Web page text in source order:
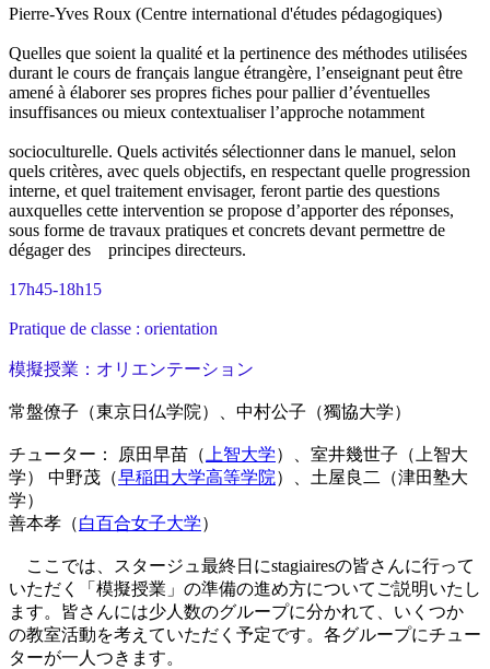
Pierre-Yves Roux (Centre international d'études pédagogiques)
Quelles que soient la qualité et la pertinence des méthodes utilisées
durant le cours de français langue étrangère, l’enseignant peut être
amené à élaborer ses propres fiches pour pallier d’éventuelles
insuffisances ou mieux contextualiser l’approche notamment
socioculturelle. Quels activités sélectionner dans le manuel, selon
quels critères, avec quels objectifs, en respectant quelle progression
interne, et quel traitement envisager, feront partie des questions
auxquelles cette intervention se propose d’apporter des réponses,
sous forme de travaux pratiques et concrets devant permettre de
dégager des principes directeurs.
17h45-18h15
Pratique de classe : orientation
模擬授業：オリエンテーション
常盤僚子（東京日仏学院）、中村公子（獨協大学）
チューター： 原田早苗（ 上智大学）、室井幾世子（上智大
学） 中野茂（早稲田大学高等学院）、土屋良二（津田塾大
学）
善本孝（白百合女子大学）
ここでは、スタージュ最終日にstagiairesの皆さんに行って
いただく「模擬授業」の準備の進め方についてご説明いたし
ます。皆さんには少人数のグループに分かれて、いくつか
の教室活動を考えていただく予定です。各グループにチュー
ターが一人つきます。